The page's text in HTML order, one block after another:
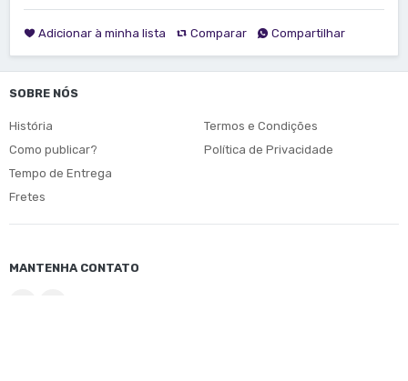
Adicionar à minha lista Comparar Compartilhar
SOBRE NÓS
História
Como publicar?
Tempo de Entrega
Fretes
Termos e Condições
Política de Privacidade
MANTENHA CONTATO